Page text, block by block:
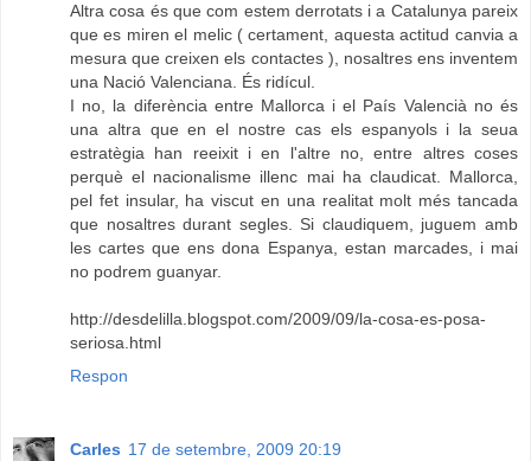
Altra cosa és que com estem derrotats i a Catalunya pareix
que es miren el melic ( certament, aquesta actitud canvia a
mesura que creixen els contactes ), nosaltres ens inventem
una Nació Valenciana. És ridícul.
I no, la diferència entre Mallorca i el País Valencià no és
una altra que en el nostre cas els espanyols i la seua
estratègia han reeixit i en l'altre no, entre altres coses
perquè el nacionalisme illenc mai ha claudicat. Mallorca,
pel fet insular, ha viscut en una realitat molt més tancada
que nosaltres durant segles. Si claudiquem, juguem amb
les cartes que ens dona Espanya, estan marcades, i mai
no podrem guanyar.
http://desdelilla.blogspot.com/2009/09/la-cosa-es-posa-
seriosa.html
Respon
Carles 17 de setembre, 2009 20:19